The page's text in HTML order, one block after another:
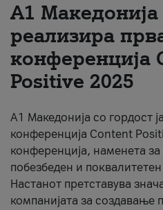
#ПодобарОнлајн
А1 Македонија
реализира
конференција
Positive 2025
А1 Македонија со гордост
конференција Content
конференција, наменета
побезбеден и
Настанот претставува
компанијата за создавање